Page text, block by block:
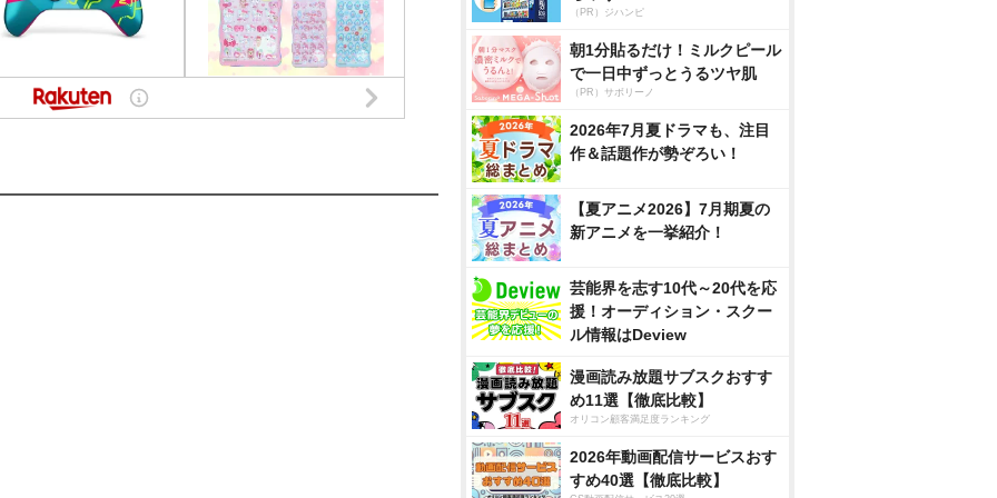
（PR）ジハンピ
朝1分貼るだけ！ミルクピール
で一日中ずっとうるツヤ肌
（PR）サボリーノ
2026年7月夏ドラマも、注目
作＆話題作が勢ぞろい！
【夏アニメ2026】7月期夏の
新アニメを一挙紹介！
芸能界を志す10代～20代を応
援！オーディション・スクー
ル情報はDeview
漫画読み放題サブスクおすす
め11選【徹底比較】
オリコン顧客満足度ランキング
2026年動画配信サービスおす
すめ40選【徹底比較】